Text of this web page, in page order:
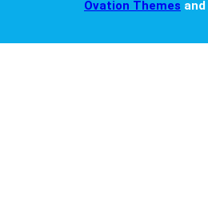
Ovation Themes and